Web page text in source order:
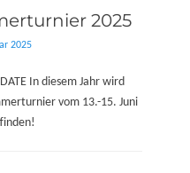
2025
2025
DATE In diesem Jahr wird
vom 13.-15. Juni